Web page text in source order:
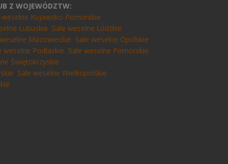
Z WOJEWÓDZTW:
weselne Kujawsko-Pomorskie
Lubuskie Sale weselne Łódzkie
Mazowieckie Sale weselne Opolskie
weselne Podlaskie Sale weselne Pomorskie
Świętokrzyskie
Sale weselne Wielkopolskie